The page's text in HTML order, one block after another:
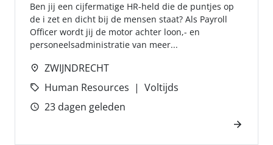
Ben jij een cijfermatige HR-held die de puntjes op
de i zet en dicht bij de mensen staat? Als Payroll
Officer wordt jij de motor achter loon,- en
personeelsadministratie van meer...
ZWIJNDRECHT
Human Resources
Voltijds
23 dagen geleden